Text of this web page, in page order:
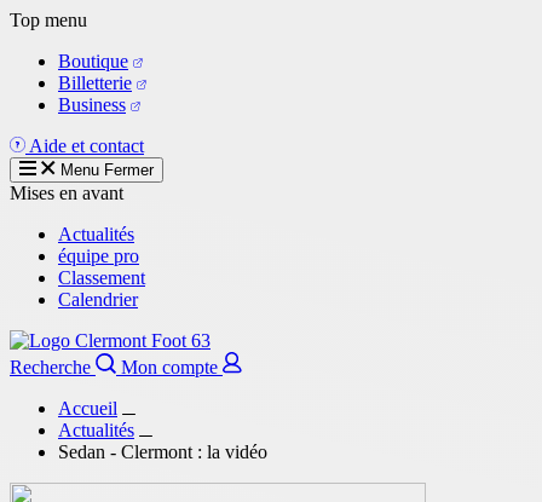
Aller
contenu
principal
Top menu
Boutique
Billetterie
Business
Aide et contact
Menu Fermer
Mises en avant
Actualités
équipe pro
Classement
Calendrier
Recherche
Mon compte
Accueil
Actualités
Sedan - Clermont : la vidéo